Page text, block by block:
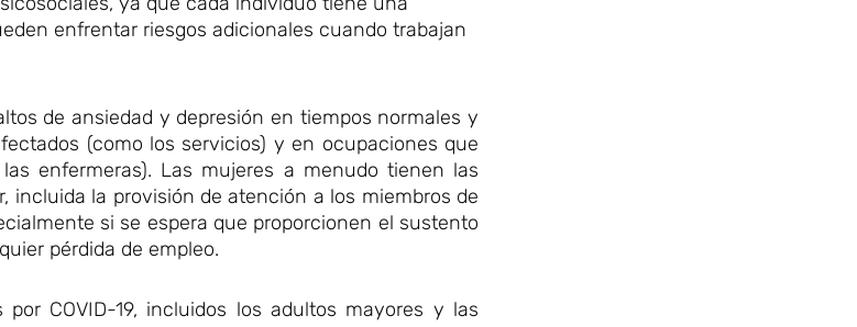
enfrentar riesgos adicionales cuando trabajan
de ansiedad y depresión en tiempos normales y
(como los servicios) y en ocupaciones que
enfermeras). Las mujeres a menudo tienen las
incluida la provisión de atención a los miembros de
si se espera que proporcionen el sustento
pérdida de empleo.
COVID-19, incluidos los adultos mayores y las